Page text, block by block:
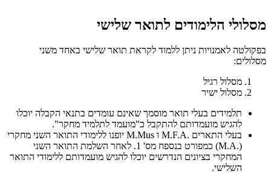
מסלולי הלימודים לתואר שלישי
בפקולטה לאמנויות ניתן ללמוד לקראת תואר שלישי באחד משני
מסלולים:
מסלול רגיל
מסלול ישיר
תלמידים בעלי תואר מוסמך שאינם עומדים בתנאי הקבלה יוכלו
להגיש מועמדותם להתקבל כ"מועמד לתלמיד מחקר".
בעלי התארים M.F.A. ו M.Mus יופנו ללימודי התואר השני מחקרי
(
M.A.
) כמפורט בנספח מס' 1. לאחר השלמת התואר השני
המחקרי בציונים הנדרשים יוכלו להגיש מועמדותם ללימודי התואר
השלישי.